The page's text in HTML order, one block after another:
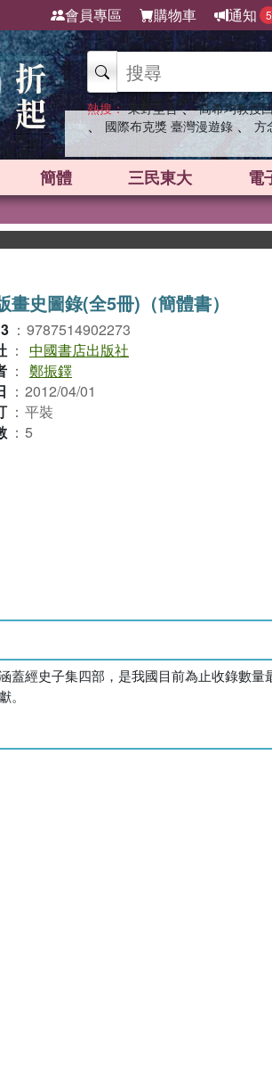
會員專區 購物車 通知 5
熱搜： 東野圭吾 、 高希均教授
、 國際布克獎 臺灣漫遊錄 、 方
簡體 三民東大 電
英國
畫史圖錄(全5冊)（簡體書）
： 9787514902273
： 中國書店出版社
： 鄭振鐸
： 2012/04/01
： 平裝
： 5
蓋經史子集四部，是我國目前為止收錄數